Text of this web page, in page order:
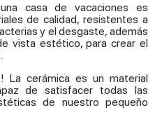
casa de vacaciones es
de calidad, resistentes a
y el desgaste, además
vista estético, para crear el
La cerámica es un material
de satisfacer todas las
de nuestro pequeño